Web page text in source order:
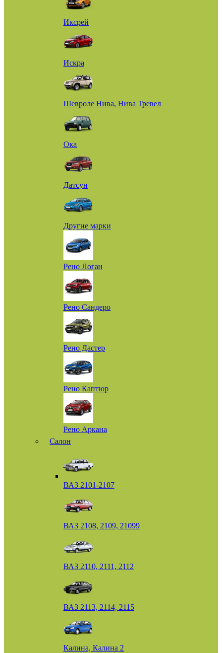
Иксрей
Искра
Шевроле Нива, Нива Тревел
Ока
Датсун
Другие марки
Рено Логан
Рено Сандеро
Рено Дастер
Рено Каптюр
Рено Аркана
Салон
ВАЗ 2101-2107
ВАЗ 2108, 2109, 21099
ВАЗ 2110, 2111, 2112
ВАЗ 2113, 2114, 2115
Калина, Калина 2